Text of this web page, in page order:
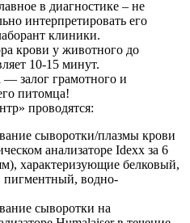
в диагностике – не
интерпретировать его
клиники.
крови у животного до
10-15 минут.
залог грамотного и
питомца!
проводятся:
сыворотки/плазмы крови
анализаторе Idexx за 6
характеризующие белковый,
водно-
сыворотки на